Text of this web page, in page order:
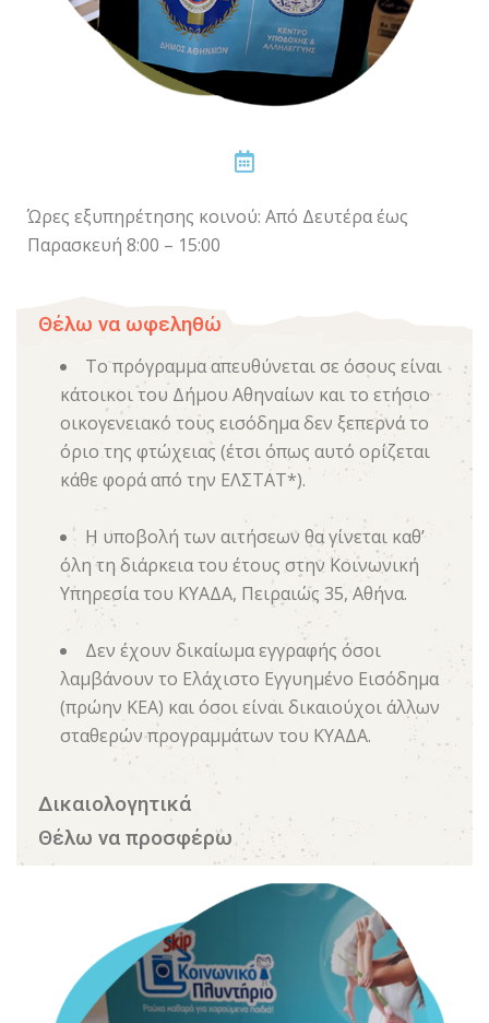
Ώρες εξυπηρέτησης κοινού: Από Δευτέρα έως
Παρασκευή 8:00 – 15:00
Θέλω να ωφεληθώ
Το πρόγραμμα απευθύνεται σε όσους είναι
κάτοικοι του Δήμου Αθηναίων και το ετήσιο
οικογενειακό τους εισόδημα δεν ξεπερνά το
όριο της φτώχειας (έτσι όπως αυτό ορίζεται
κάθε φορά από την ΕΛΣΤΑΤ*).
Η υποβολή των αιτήσεων θα γίνεται καθ’
όλη τη διάρκεια του έτους στην Κοινωνική
Υπηρεσία του ΚΥΑΔΑ, Πειραιώς 35, Αθήνα.
Δεν έχουν δικαίωμα εγγραφής όσοι
λαμβάνουν το Ελάχιστο Εγγυημένο Εισόδημα
(πρώην ΚΕΑ) και όσοι είναι δικαιούχοι άλλων
σταθερών προγραμμάτων του ΚΥΑΔΑ.
Δικαιολογητικά
Θέλω να προσφέρω